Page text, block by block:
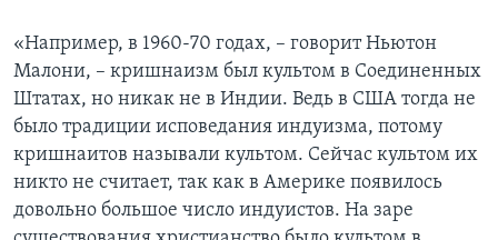
«Например, в 1960-70 годах, – говорит Ньютон
Малони, – кришнаизм был культом в Соединенных
Штатах, но никак не в Индии. Ведь в США тогда не
было традиции исповедания индуизма, потому
кришнаитов называли культом. Сейчас культом их
никто не считает, так как в Америке появилось
довольно большое число индуистов. На заре